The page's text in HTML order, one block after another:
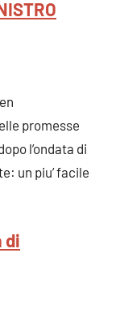
promesse
l’ondata di
un piu’ facile
di